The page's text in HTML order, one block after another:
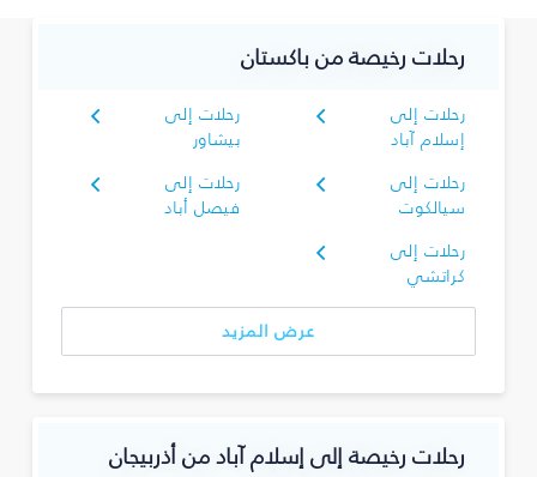
رحلات رخيصة من باكستان
رحلات إلى
إسلام آباد
رحلات إلى
بيشاور
رحلات إلى
سيالكوت
رحلات إلى
فيصل أباد
رحلات إلى
كراتشي
عرض المزيد
رحلات رخيصة إلى إسلام آباد من أذربيجان